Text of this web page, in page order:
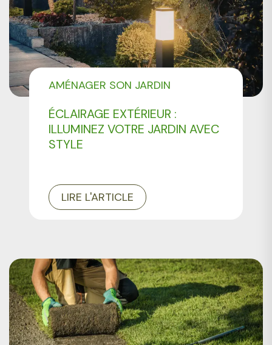
ÉCLAIRAGE EXTÉRIEUR :
ILLUMINEZ VOTRE JARDIN AVEC
STYLE
AMÉNAGER SON JARDIN
LIRE L'ARTICLE